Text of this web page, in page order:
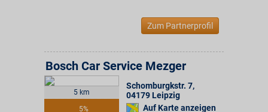
Zum Partnerprofil
5 km
5%
Bosch Car Service Mezger
Schomburgkstr. 7,
04179 Leipzig
Auf Karte anzeigen